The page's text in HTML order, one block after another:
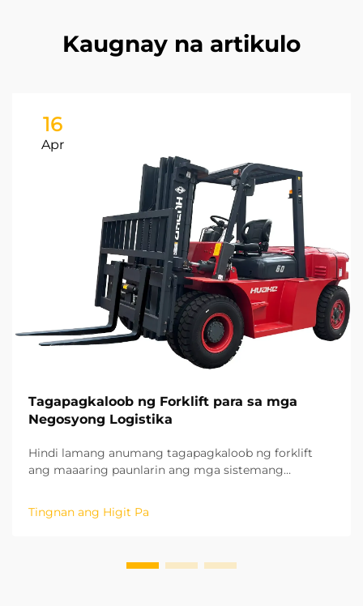
Kaugnay na artikulo
16
Apr
Tagapagkaloob ng Forklift para sa mga
Negosyong Logistika
Hindi lamang anumang tagapagkaloob ng forklift
ang maaaring paunlarin ang mga sistemang
tagapagkaloob na pumasok sa matagalang
estratehikong pakikipagtulungan. Batay sa aming
ang potensyal ng ...
Tingnan ang Higit Pa